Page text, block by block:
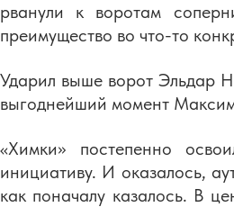
рванули к воротам
преимущество во что-то
Ударил выше ворот Эльдар
выгоднейший момент
«Химки» постепенно
инициативу. И оказалось,
как поначалу казалось. В